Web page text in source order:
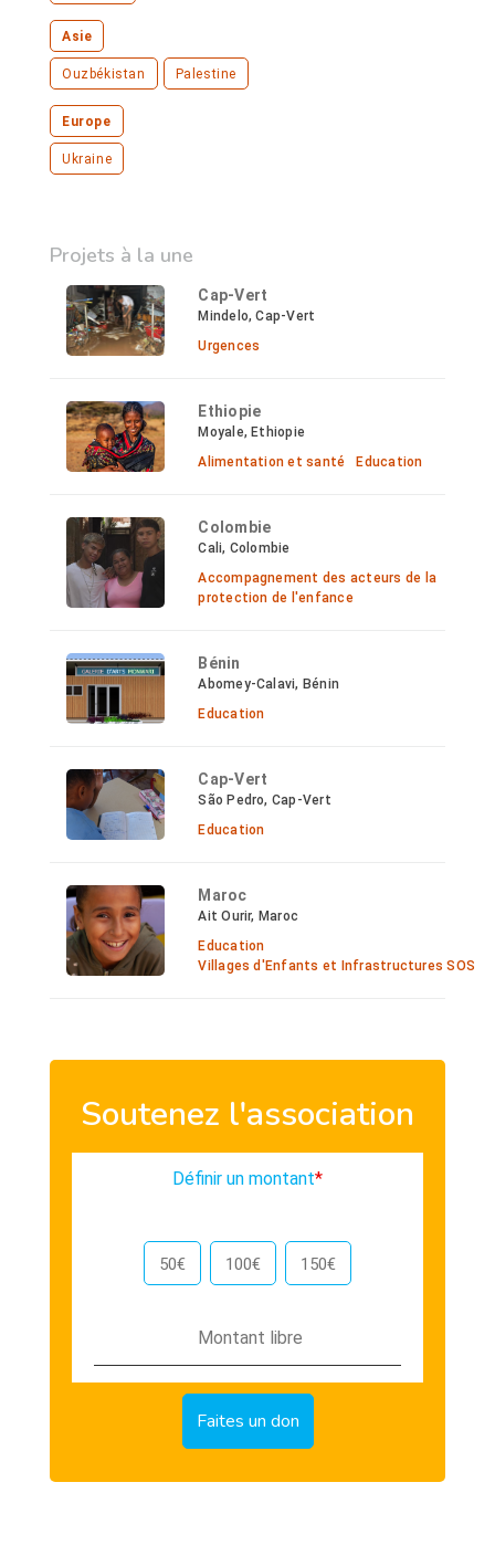
Asie
Ouzbékistan Palestine
Europe
Ukraine
Projets à la une
Cap-Vert
Mindelo, Cap-Vert
Urgences
Ethiopie
Moyale, Ethiopie
Alimentation et santé
Education
Colombie
Cali, Colombie
Accompagnement des acteurs de la
protection de l'enfance
Bénin
Abomey-Calavi, Bénin
Education
Cap-Vert
São Pedro, Cap-Vert
Education
Maroc
Ait Ourir, Maroc
Education
Villages d'Enfants et Infrastructures SOS
Soutenez l'association
Définir un montant*
50€ 100€ 150€